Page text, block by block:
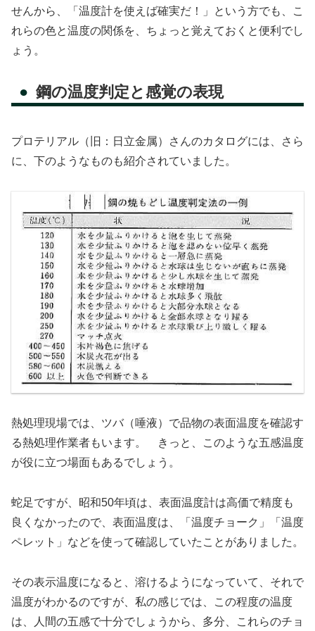
せんから、「温度計を使えば確実だ！」という方でも、こ
れらの色と温度の関係を、ちょっと覚えておくと便利でし
ょう。
鋼の温度判定と感覚の表現
プロテリアル（旧：日立金属）さんのカタログには、さら
に、下のようなものも紹介されていました。
熱処理現場では、ツバ（唾液）で品物の表面温度を確認す
る熱処理作業者もいます。 きっと、このような五感温度
が役に立つ場面もあるでしょう。
蛇足ですが、昭和50年頃は、表面温度計は高価で精度も
良くなかったので、表面温度は、「温度チョーク」「温度
ペレット」などを使って確認していたことがありました。
その表示温度になると、溶けるようになっていて、それで
温度がわかるのですが、私の感じでは、この程度の温度
は、人間の五感で十分でしょうから、多分、これらのチョ